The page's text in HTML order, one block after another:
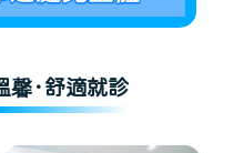
馨·舒適就診